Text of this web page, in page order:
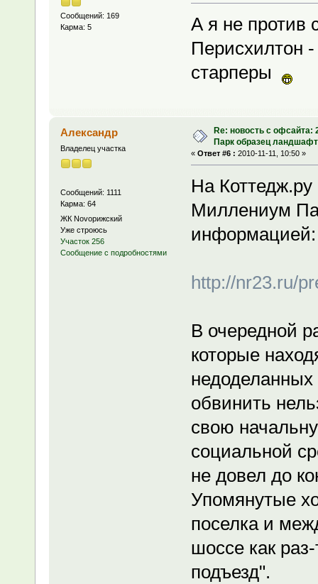
Сообщений: 169
Карма: 5
А я не против
Перисхилтон
старперы
Александр
Владелец участка
Сообщений: 1111
Карма: 64
ЖК Novoрижский
Уже строюсь
Участок 256
Сообщение с подробностями
Re: новость с
Парк образец
« Ответ #6 : 2010-11-11, 10:50 »
На
Миллениум
информацией:
http://nr23.ru/
В очередной
которые
недоделанных
обвинить
свою
социальной
не довел до
Упомянутые
поселка и
шоссе как
подъезд".